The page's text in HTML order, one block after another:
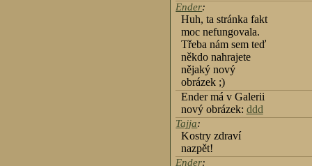
Ender:
Huh, ta stránka fakt
moc nefungovala.
Třeba nám sem teď
někdo nahrajete
nějaký nový
obrázek ;)
Ender má v Galerii
nový obrázek: ddd
Tajja:
Kostry zdraví
nazpět!
Ender: